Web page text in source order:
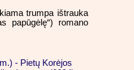
trumpa ištrauka
papūgėlę“) romano
- Pietų Korėjos